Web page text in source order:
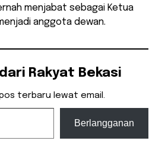
menjabat sebagai Ketua
anggota dewan.
Rakyat Bekasi
terbaru lewat email.
Berlangganan